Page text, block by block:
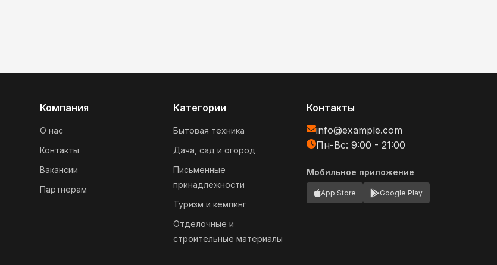
Компания
О нас
Контакты
Вакансии
Партнерам
Категории
Бытовая техника
Дача, сад и огород
Письменные
принадлежности
Туризм и кемпинг
Отделочные и
строительные материалы
Контакты
info@example.com
Пн-Вс: 9:00 - 21:00
Мобильное приложение
App Store Google Play